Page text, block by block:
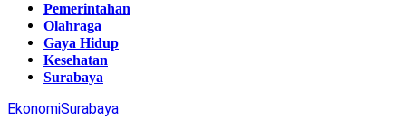
Pemerintahan
Olahraga
Gaya Hidup
Kesehatan
Surabaya
EkonomiSurabaya